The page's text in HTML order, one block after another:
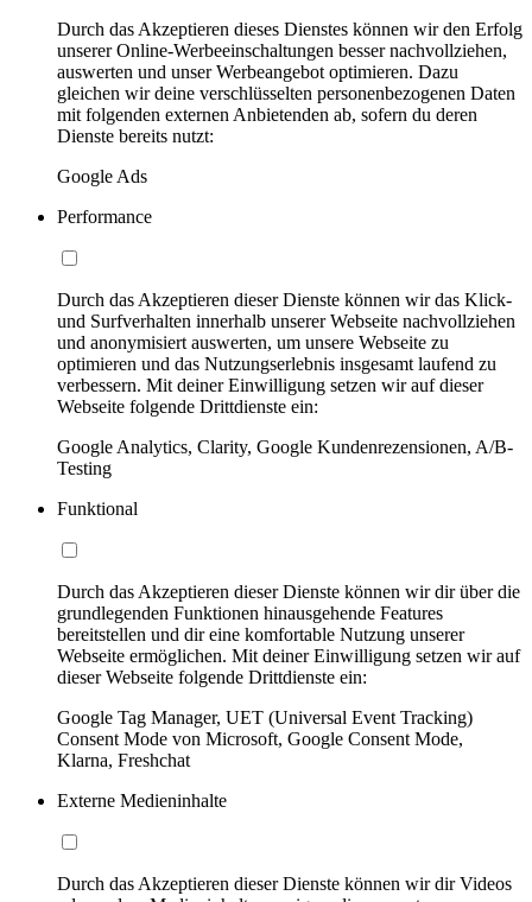
Durch das Akzeptieren dieses Dienstes können wir den Erfolg
unserer Online-Werbeeinschaltungen besser nachvollziehen,
auswerten und unser Werbeangebot optimieren. Dazu
gleichen wir deine verschlüsselten personenbezogenen Daten
mit folgenden externen Anbietenden ab, sofern du deren
Dienste bereits nutzt:
Google Ads
Performance
Durch das Akzeptieren dieser Dienste können wir das Klick-
und Surfverhalten innerhalb unserer Webseite nachvollziehen
und anonymisiert auswerten, um unsere Webseite zu
optimieren und das Nutzungserlebnis insgesamt laufend zu
verbessern. Mit deiner Einwilligung setzen wir auf dieser
Webseite folgende Drittdienste ein:
Google Analytics, Clarity, Google Kundenrezensionen, A/B-
Testing
Funktional
Durch das Akzeptieren dieser Dienste können wir dir über die
grundlegenden Funktionen hinausgehende Features
bereitstellen und dir eine komfortable Nutzung unserer
Webseite ermöglichen. Mit deiner Einwilligung setzen wir auf
dieser Webseite folgende Drittdienste ein:
Google Tag Manager, UET (Universal Event Tracking)
Consent Mode von Microsoft, Google Consent Mode,
Klarna, Freshchat
Externe Medieninhalte
Durch das Akzeptieren dieser Dienste können wir dir Videos